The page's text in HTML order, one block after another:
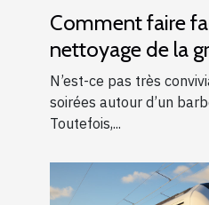
Comment faire
nettoyage de la
barbecue ?
N’est-ce pas très
soirées autour d’un
Toutefois,...